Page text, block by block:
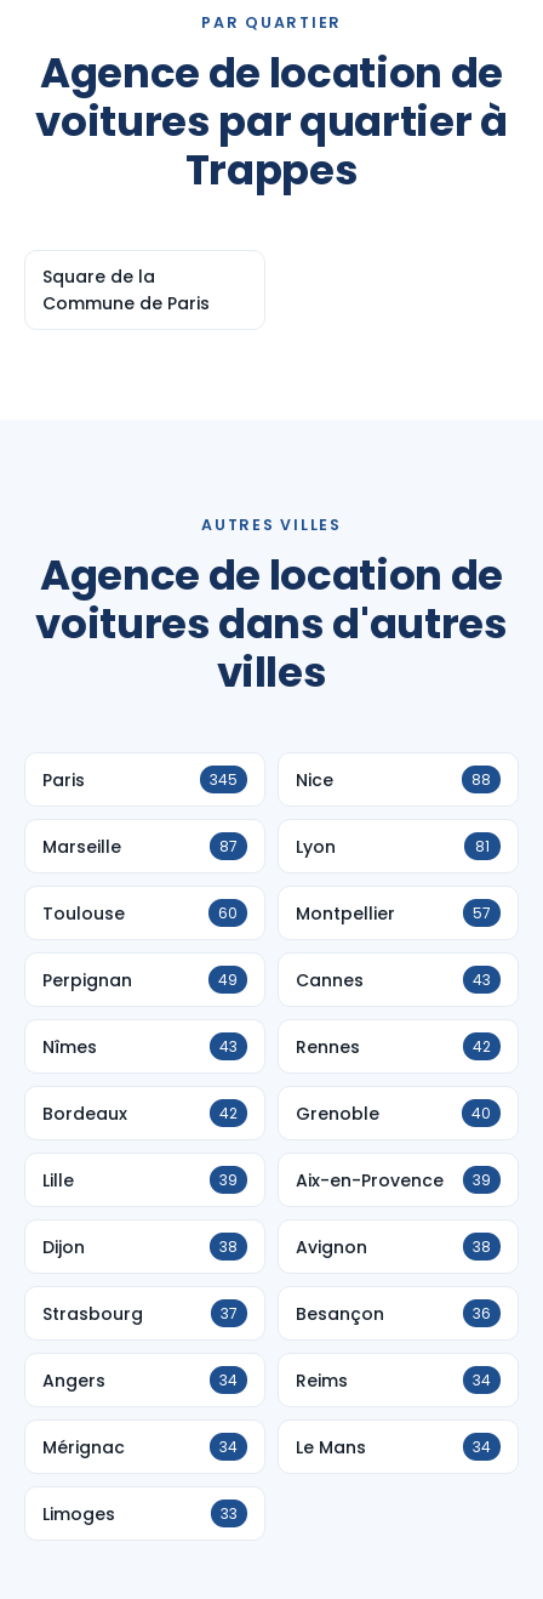
PAR QUARTIER
Agence de location de
voitures par quartier à
Trappes
Square de la
Commune de Paris
AUTRES VILLES
Agence de location de
voitures dans d'autres
villes
Paris 345 Nice 88
Marseille 87 Lyon 81
Toulouse 60 Montpellier 57
Perpignan 49 Cannes 43
Nîmes 43 Rennes 42
Bordeaux 42 Grenoble 40
Lille 39 Aix-en-Provence 39
Dijon 38 Avignon 38
Strasbourg 37 Besançon 36
Angers 34 Reims 34
Mérignac 34 Le Mans 34
Limoges 33